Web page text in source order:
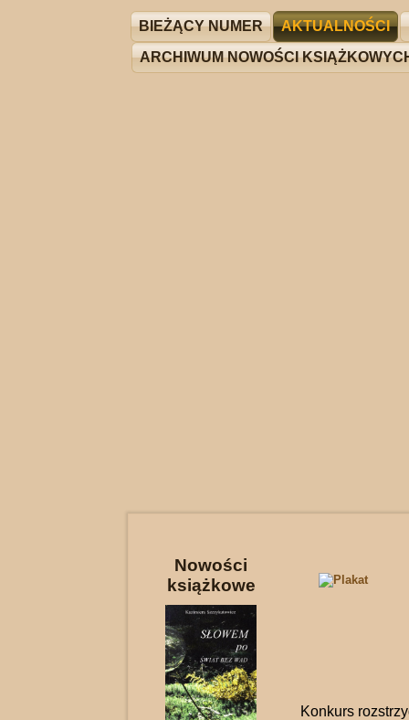
BIEŻĄCY NUMER AKTUALNOŚCI
ARCHIWUM NOWOŚCI
Nowości
książkowe
Konkurs